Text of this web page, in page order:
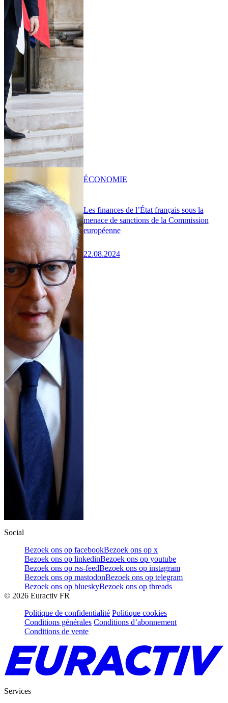
Les finances de l’État français sous la
menace de sanctions de la Commission
européenne
22.08.2024
ÉCONOMIE
Social
Bezoek ons op facebookBezoek ons op x
Bezoek ons op linkedinBezoek ons op youtube
Bezoek ons op rss-feedBezoek ons op instagram
Bezoek ons op mastodonBezoek ons op telegram
Bezoek ons op blueskyBezoek ons op threads
© 2026 Euractiv FR
Politique de confidentialité Politique cookies
Conditions générales Conditions d’abonnement
Conditions de vente
Services